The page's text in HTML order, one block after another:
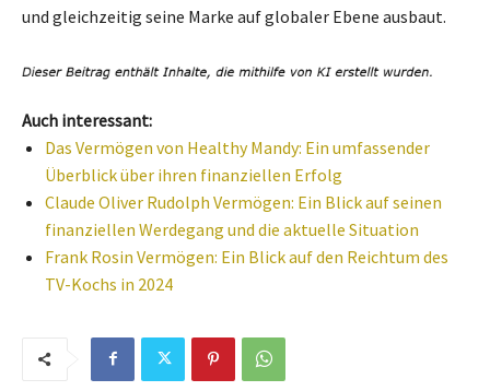
und gleichzeitig seine Marke auf globaler Ebene ausbaut.
Auch interessant:
Das Vermögen von Healthy Mandy: Ein umfassender
Überblick über ihren finanziellen Erfolg
Claude Oliver Rudolph Vermögen: Ein Blick auf seinen
finanziellen Werdegang und die aktuelle Situation
Frank Rosin Vermögen: Ein Blick auf den Reichtum des
TV-Kochs in 2024